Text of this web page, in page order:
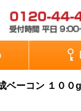
ベーコン １００g